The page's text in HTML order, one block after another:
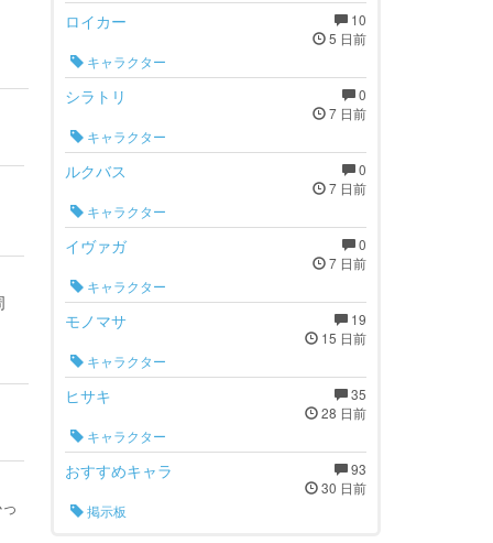
10
5 日前
ロイカー
キャラクター
0
7 日前
シラトリ
キャラクター
0
7 日前
ルクバス
キャラクター
0
7 日前
イヴァガ
キャラクター
19
15 日前
モノマサ
キャラクター
35
28 日前
ヒサキ
キャラクター
93
30 日前
おすすめキャラ
掲示板